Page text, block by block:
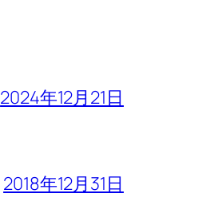
2024年12月21日
2018年12月31日